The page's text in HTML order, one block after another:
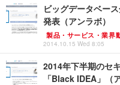
ビッグデータベー
発表（アンラボ）
製品・サービス・業界
2014.10.15 Wed 8:05
2014年下半期のセ
「Black IDEA」（